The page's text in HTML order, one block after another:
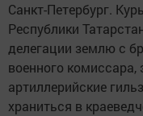
Санкт-Петербург.
Республики
делегации землю с
военного
артиллерийские
храниться в